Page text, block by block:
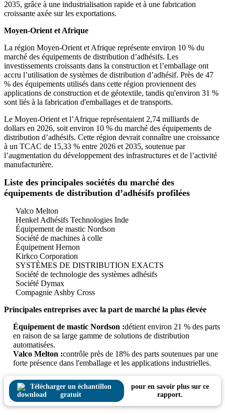
2035, grâce à une industrialisation rapide et à une fabrication
croissante axée sur les exportations.
Moyen-Orient et Afrique
La région Moyen-Orient et Afrique représente environ 10 % du
marché des équipements de distribution d’adhésifs. Les
investissements croissants dans la construction et l’emballage ont
accru l’utilisation de systèmes de distribution d’adhésif. Près de 47
% des équipements utilisés dans cette région proviennent des
applications de construction et de géotextile, tandis qu'environ 31 %
sont liés à la fabrication d'emballages et de transports.
Le Moyen-Orient et l’Afrique représentaient 2,74 milliards de
dollars en 2026, soit environ 10 % du marché des équipements de
distribution d’adhésifs. Cette région devrait connaître une croissance
à un TCAC de 15,33 % entre 2026 et 2035, soutenue par
l’augmentation du développement des infrastructures et de l’activité
manufacturière.
Liste des principales sociétés du marché des
équipements de distribution d’adhésifs profilées
Valco Melton
Henkel Adhésifs Technologies Inde
Équipement de mastic Nordson
Société de machines à colle
Équipement Hernon
Kirkco Corporation
SYSTÈMES DE DISTRIBUTION EXACTS
Société de technologie des systèmes adhésifs
Société Dymax
Compagnie Ashby Cross
Principales entreprises avec la part de marché la plus élevée
Équipement de mastic Nordson :détient environ 21 % des parts
en raison de sa large gamme de solutions de distribution
automatisées.
Valco Melton :contrôle près de 18% des parts soutenues par une
forte présence dans l'emballage et les applications industrielles.
Télécharger un échantillon
gratuit
pour en savoir plus sur ce
rapport.